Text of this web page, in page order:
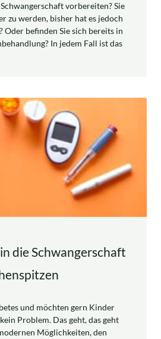
vorbereiten? Sie
zu werden, bisher hat es jedoch
Oder befinden Sie sich bereits in
In jedem Fall ist das
die Schwangerschaft
und möchten gern Kinder
Problem. Das geht, das geht
Möglichkeiten, den